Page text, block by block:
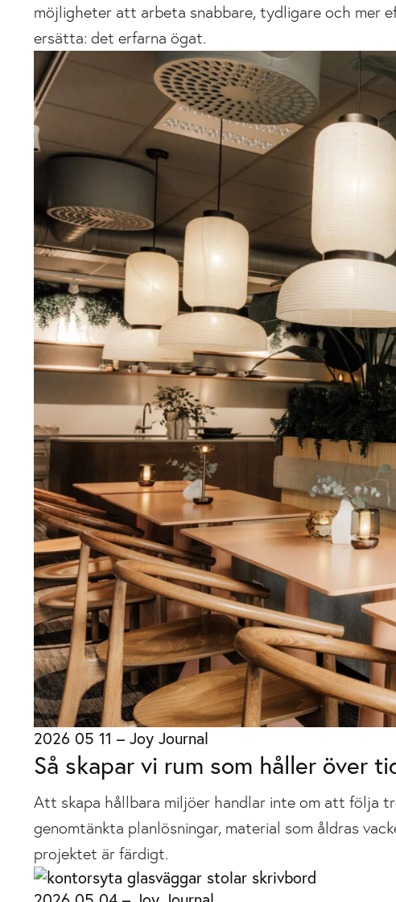
möjligheter att arbeta snabbare, tydligare och mer
ersätta: det erfarna ögat.
2026 05 11 – Joy Journal
Så skapar vi rum som håller över
Att skapa hållbara miljöer handlar inte om att följa
genomtänkta planlösningar, material som åldras
projektet är färdigt.